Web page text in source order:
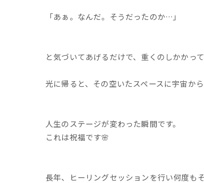
「あぁ。なんだ。そうだったのか…」
と気づいてあげるだけで、重くのしかかっ
光に帰ると、その空いたスペースに宇宙か
人生のステージが変わった瞬間です。
これは祝福です🌸
長年、ヒーリングセッションを行い何度も